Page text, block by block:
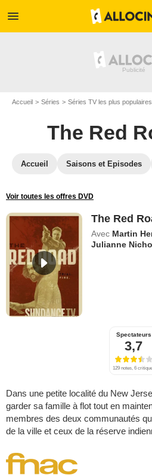
menu
Accueil Séries Séries TV les plus populaires
The Red
Accueil Saisons et Episodes
Voir toutes les offres DVD
The Red
Avec Martin
Julianne
Spectateurs
3,7
129 notes, 6
Dans une petite localité du New
garder sa famille à flot tout en
membres des deux communautés
de la ville et ceux de la réserve